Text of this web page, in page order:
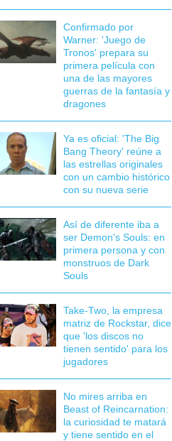
Confirmado por
Warner: 'Juego de
Tronos' prepara su
primera película con
una de las mayores
guerras de la fantasía y
dragones
Ya es oficial: 'The Big
Bang Theory' reúne a
las estrellas originales
con un cambio histórico
con su nueva serie
Así de diferente iba a
ser Demon's Souls: en
primera persona y con
monstruos de Dark
Souls
Take-Two, la empresa
matriz de Rockstar, dice
que 'los discos no
tienen sentido' para los
jugadores
No mires arriba en
Beast of Reincarnation:
la curiosidad te matará
y tiene sentido en el